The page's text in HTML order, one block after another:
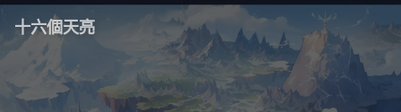
十六個天亮